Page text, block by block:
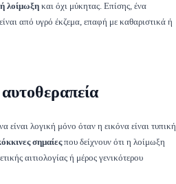
λοίμωξη και όχι μύκητας. Επίσης, ένα
από υγρό έκζεμα, επαφή με καθαριστικά ή
είναι λογική μόνο όταν η εικόνα είναι τυπική
σημαίεςπου δείχνουν ότι η λοίμωξη
αιτιολογίας ή μέρος γενικότερου